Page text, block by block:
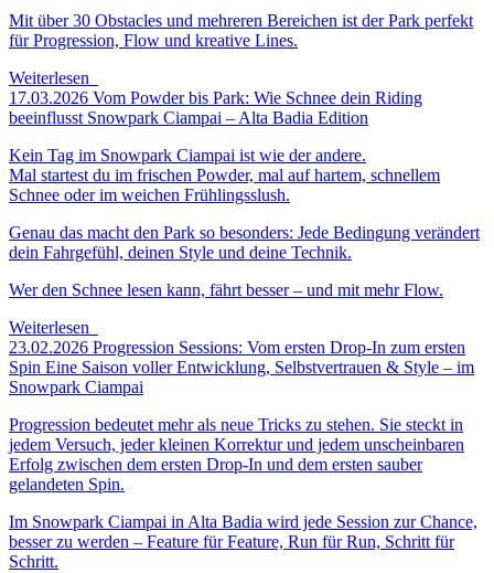
Mit über 30 Obstacles und mehreren Bereichen ist der Park perfekt
für Progression, Flow und kreative Lines.
Weiterlesen
17.03.2026 Vom Powder bis Park: Wie Schnee dein Riding
beeinflusst Snowpark Ciampai – Alta Badia Edition
Kein Tag im Snowpark Ciampai ist wie der andere.
Mal startest du im frischen Powder, mal auf hartem, schnellem
Schnee oder im weichen Frühlingsslush.
Genau das macht den Park so besonders: Jede Bedingung verändert
dein Fahrgefühl, deinen Style und deine Technik.
Wer den Schnee lesen kann, fährt besser – und mit mehr Flow.
Weiterlesen
23.02.2026 Progression Sessions: Vom ersten Drop-In zum ersten
Spin Eine Saison voller Entwicklung, Selbstvertrauen & Style – im
Snowpark Ciampai
Progression bedeutet mehr als neue Tricks zu stehen. Sie steckt in
jedem Versuch, jeder kleinen Korrektur und jedem unscheinbaren
Erfolg zwischen dem ersten Drop-In und dem ersten sauber
gelandeten Spin.
Im Snowpark Ciampai in Alta Badia wird jede Session zur Chance,
besser zu werden – Feature für Feature, Run für Run, Schritt für
Schritt.